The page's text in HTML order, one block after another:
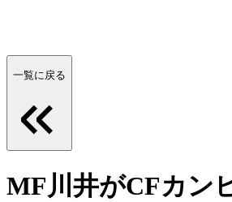
一覧に戻る
MF川井がCFカン